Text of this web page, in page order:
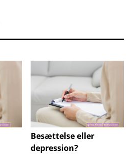
Besættelse eller
depression?